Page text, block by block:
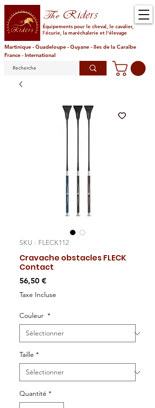
TheRiders
Équipements pour le cheval, le cavalier,
l'écurie, la maréchalerie et l'élevage
Martinique - Guadeloupe - Guyane - Iles de la Caraïbe
France - International
SKU : FLECK112
Cravache obstacles FLECK
Contact
56,50 €Prix
Taxe Incluse
Couleur *
Taille *
Quantité *